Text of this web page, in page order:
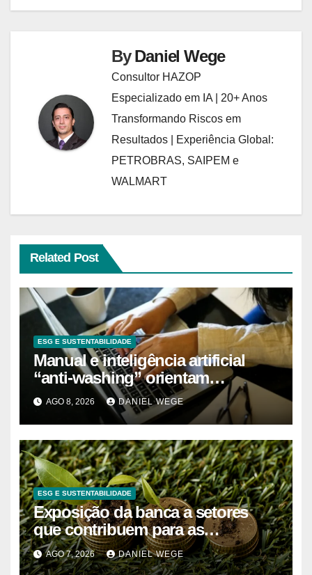
ByDaniel Wege
Consultor HAZOP
Especializado em IA | 20+ Anos
Transformando Riscos em
Resultados | Experiência Global:
PETROBRAS, SAIPEM e
WALMART
Related Post
ESG E SUSTENTABILIDADE
Manual e inteligência artificial
“anti-washing” orientam
empresas
AGO 8, 2026 DANIEL WEGE
ESG E SUSTENTABILIDADE
Exposição da banca a setores
que contribuem para as
alterações climáticas mantém-se
nos 62%
AGO 7, 2026 DANIEL WEGE